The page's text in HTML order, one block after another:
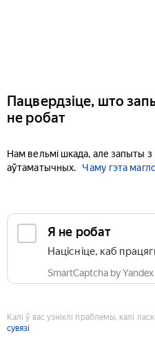
Пацвердзіце, што
не робат
Нам вельмі шкада, але запыты
аўтаматычных.
Чаму гэта
Я не робат
Націсніце, каб
SmartCaptcha by
Калі ў вас узніклі праблемы, калі
сувязі